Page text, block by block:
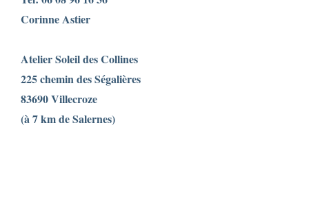
Corinne Astier
Atelier Soleil des Collines
225 chemin des Ségalières
83690 Villecroze
(à 7 km de Salernes)